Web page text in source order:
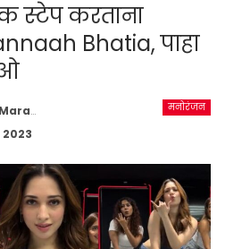
स्टेप करताना
Bhatia, पाहा
मनोरंजन
2023